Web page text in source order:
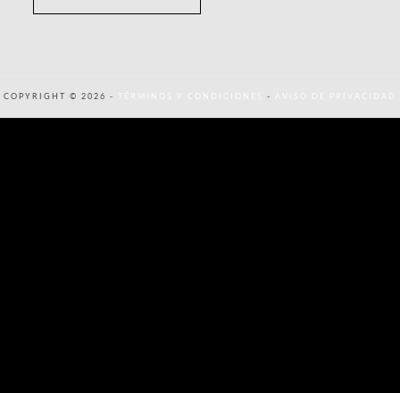
COPYRIGHT © 2026 - TÉRMINOS Y CONDICIONES -